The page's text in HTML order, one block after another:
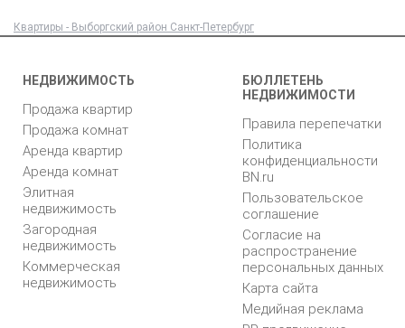
Квартиры - Выборгский район Санкт-Петербург
НЕДВИЖИМОСТЬ
Продажа квартир
Продажа комнат
Аренда квартир
Аренда комнат
Элитная
недвижимость
Загородная
недвижимость
Коммерческая
недвижимость
БЮЛЛЕТЕНЬ
НЕДВИЖИМОСТИ
Правила перепечатки
Политика
конфиденциальности
BN.ru
Пользовательское
соглашение
Согласие на
распространение
персональных данных
Карта сайта
Медийная реклама